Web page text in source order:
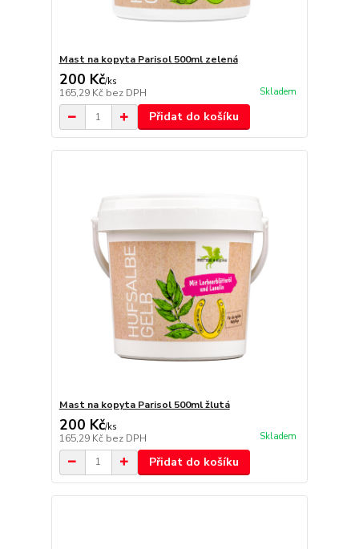
Mast na kopyta Parisol 500ml zelená
200 Kč/ks
165,29 Kč bez DPH Skladem
Přidat do košíku
Mast na kopyta Parisol 500ml žlutá
200 Kč/ks
165,29 Kč bez DPH Skladem
Přidat do košíku